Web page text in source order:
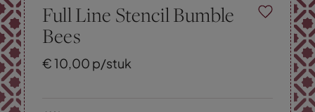
Full Line Stencil Bumble
Bees
€10,00 p/stuk